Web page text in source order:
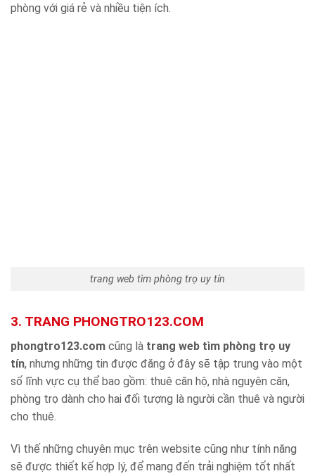
phòng với giá rẻ và nhiều tiện ích.
trang web tìm phòng trọ uy tín
3. TRANG PHONGTRO123.COM
phongtro123.com cũng là trang web tìm phòng trọ uy
tín, nhưng những tin được đăng ở đây sẽ tập trung vào một
số lĩnh vực cụ thể bao gồm: thuê căn hộ, nhà nguyên căn,
phòng trọ dành cho hai đối tượng là người cần thuê và người
cho thuê.
Vì thế những chuyên mục trên website cũng như tính năng
sẽ được thiết kế hợp lý, để mang đến trải nghiệm tốt nhất